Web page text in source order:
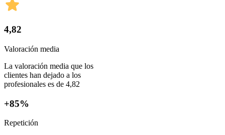
4,82
Valoración media
La valoración media que los
clientes han dejado a los
profesionales es de 4,82
+85%
Repetición